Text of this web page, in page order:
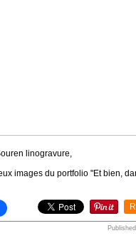
linogravure,
images du portfolio "Et bien,